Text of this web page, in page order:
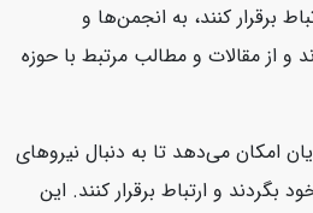
برقرار کنند، به انجمن‌ها و
از مقالات و مطالب مرتبط با حوزه
امکان می‌دهد تا به دنبال نیروهای
بگردند و ارتباط برقرار کنند. این